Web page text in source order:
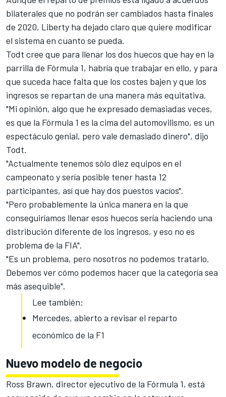
bilaterales que no podrán ser cambiados hasta finales
de 2020, Liberty ha dejado claro que quiere modificar
el sistema en cuanto se pueda.
Todt cree que para llenar los dos huecos que hay en la
parrilla de Fórmula 1, habría que trabajar en ello, y para
que suceda hace falta que los costes bajen y que los
ingresos se repartan de una manera más equitativa.
"Mi opinión, algo que he expresado demasiadas veces,
es que la Fórmula 1 es la cima del automovilismo, es un
espectáculo genial, pero vale demasiado dinero", dijo
Todt.
"Actualmente tenemos sólo diez equipos en el
campeonato y sería posible tener hasta 12
participantes, así que hay dos puestos vacíos".
"Pero probablemente la única manera en la que
conseguiríamos llenar esos huecos sería haciendo una
distribución diferente de los ingresos, y eso no es
problema de la FIA".
"Es un problema, pero nosotros no podemos tratarlo.
Debemos ver cómo podemos hacer que la categoría sea
más asequible".
Lee también:
Mercedes, abierto a revisar el reparto
económico de la F1
Nuevo modelo de negocio
Ross Brawn, director ejecutivo de la Fórmula 1, está